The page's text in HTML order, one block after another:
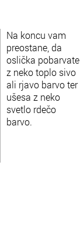
Na koncu vam
preostane, da
oslička pobarvate
z neko toplo sivo
ali rjavo barvo ter
ušesa z neko
svetlo rdečo
barvo.